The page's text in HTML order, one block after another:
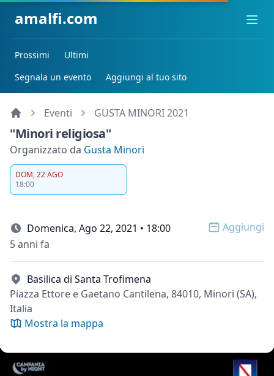
amalfi.com
Prossimi
Ultimi
Segnala un evento
Aggiungi al tuo sito
Eventi GUSTA MINORI 2021
"Minori religiosa"
Organizzato da Gusta Minori
DOM, 22 AGO
18:00
Domenica, Ago 22, 2021 • 18:00 Open
Aggiungi
5 anni fa
Basilica di Santa Trofimena
Piazza Ettore e Gaetano Cantilena, 84010, Minori (SA),
Italia
Mostra la mappa